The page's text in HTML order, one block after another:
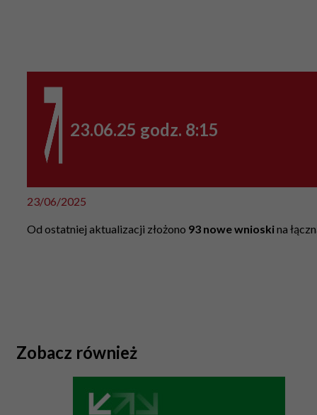
23.06.25 godz. 8:15
23/06/2025
Od ostatniej aktualizacji złożono 93 nowewnioskina
Zobacz również